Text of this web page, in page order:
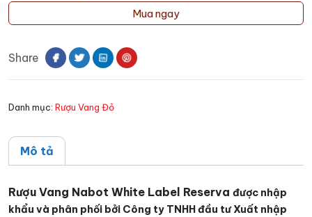
Nabot
Label
lượng
Mua ngay
Share
Danh mục: Rượu Vang Đỏ
Mô tả
Rượu Vang Nabot White Label Reserva được nhập
khẩu và phân phối bởi Công ty TNHH đầu tư Xuất nhập